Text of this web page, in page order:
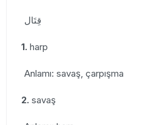
قِتَال
1. harp
Anlamı: savaş, çarpışma
2. savaş